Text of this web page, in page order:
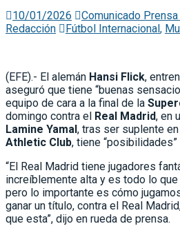
10/01/2026
Comunicado
Redacción
Fútbol Internacional,
(EFE).- El alemán Hansi Flick,
aseguró que tiene “buenas
equipo de cara a la final de la
domingo contra el Real Madrid, en
Lamine Yamal, tras ser suplente
Athletic Club, tiene
“El Real Madrid tiene jugadores
increíblemente alta y es todo lo
pero lo importante es cómo
ganar un título, contra el Real
que esta”, dijo en rueda de prensa.